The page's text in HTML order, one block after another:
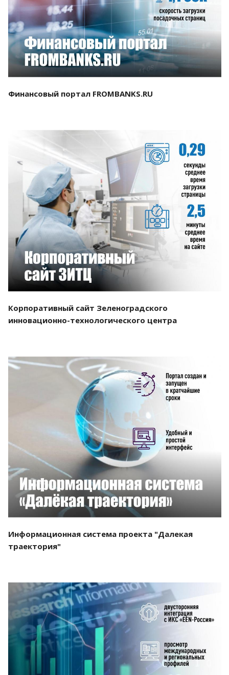
Смотреть проект
Финансовый портал FROMBANKS.RU
Смотреть проект
Корпоративный сайт Зеленоградского
инновационно-технологического центра
Смотреть проект
Информационная система проекта "Далекая
траектория"
Смотреть проект